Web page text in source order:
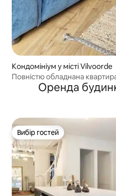
Кондомініум у місті Vilvoorde
Повністю обладнана
ідеальним розташуванням
Оренда
Вибір гостей
Вибір гостей